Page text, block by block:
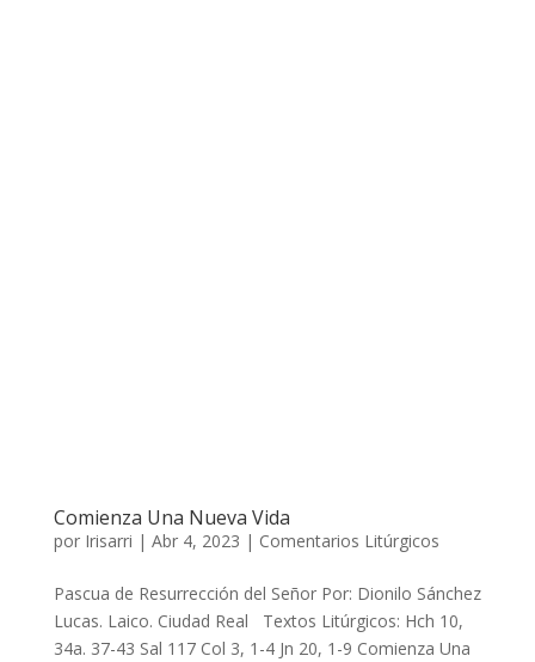
Comienza Una Nueva Vida
por Irisarri | Abr 4, 2023 | Comentarios Litúrgicos
Pascua de Resurrección del Señor Por: Dionilo Sánchez
Lucas. Laico. Ciudad Real Textos Litúrgicos: Hch 10,
34a. 37-43 Sal 117 Col 3, 1-4 Jn 20, 1-9 Comienza Una